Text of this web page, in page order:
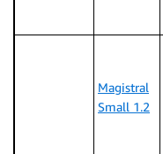
Magistral
Small 1.2